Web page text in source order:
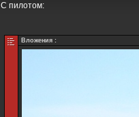
С пилотом:
Вложения :